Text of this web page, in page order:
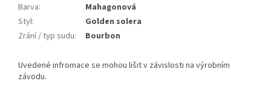
Barva:
Mahagonová
Styl:
Golden solera
Zrání / typ sudu: Bourbon